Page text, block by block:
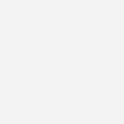
WPL-A und
WPE-I und
Deutschland.
Württemberg,